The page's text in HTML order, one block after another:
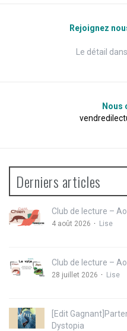
Rejoignez
Le détail dans
Nous
Derniers articles
Club de lecture –
4 août 2026 Lise
Club de lecture –
28 juillet 2026 Lise
[Edit
Dystopia